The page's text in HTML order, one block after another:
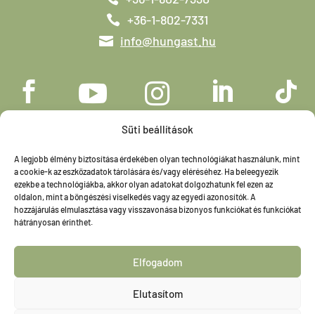
Süti beállítások
A legjobb élmény biztosítása érdekében olyan technológiákat használunk, mint
a cookie-k az eszközadatok tárolására és/vagy eléréséhez. Ha beleegyezik
ezekbe a technológiákba, akkor olyan adatokat dolgozhatunk fel ezen az
oldalon, mint a böngészési viselkedés vagy az egyedi azonosítók. A
hozzájárulás elmulasztása vagy visszavonása bizonyos funkciókat és funkciókat
hátrányosan érinthet.
Elfogadom
Elutasítom
+36-1-802-7331
info@hungast.hu
    